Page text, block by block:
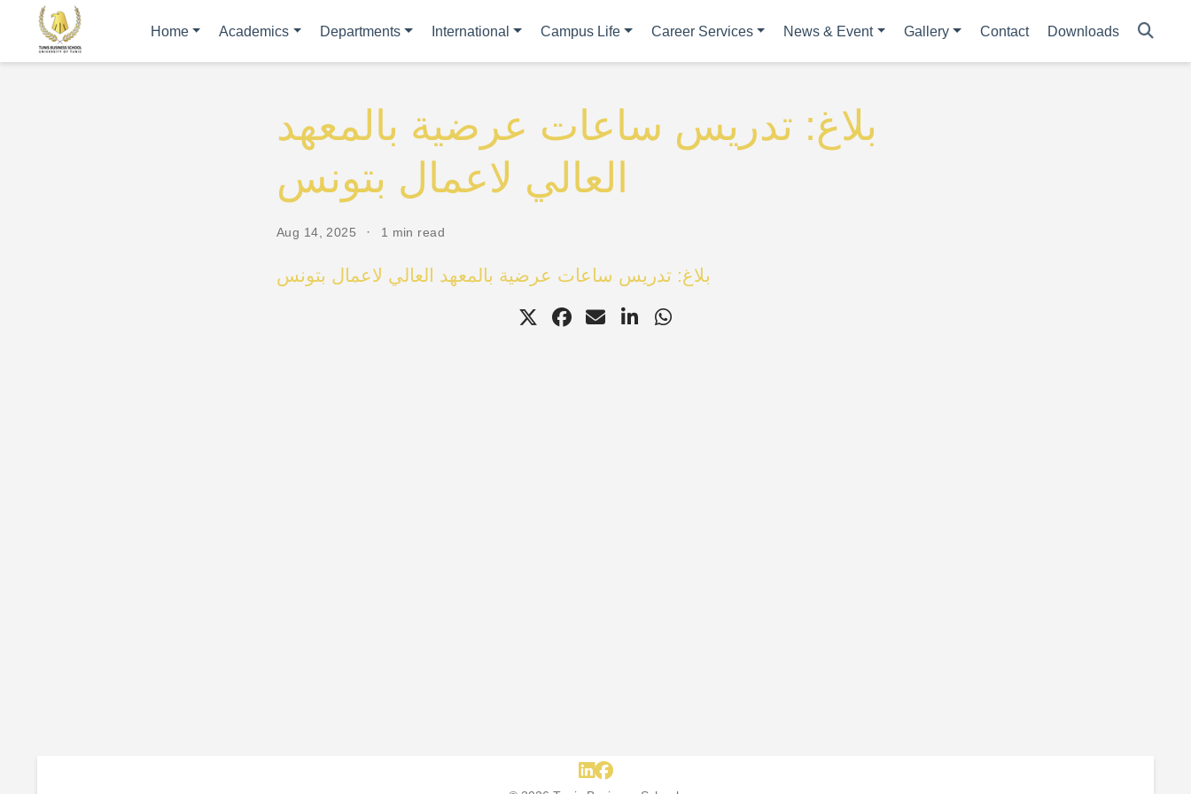
Home Academics Departments International Campus Life Career Services News & Event Gallery Contact Downloads
بلاغ: تدريس ساعات عرضية بالمعهد
العالي لاعمال بتونس
Aug 14, 2025 1 min read
بلاغ: تدريس ساعات عرضية بالمعهد العالي لاعمال بتونس